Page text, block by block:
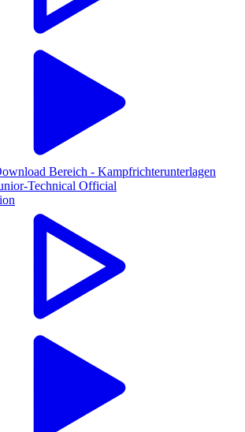
Bereich - Kampfrichterunterlagen
Technical Official